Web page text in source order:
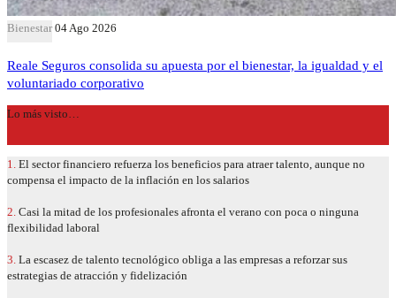
Bienestar 04 Ago 2026
Reale Seguros consolida su apuesta por el bienestar, la igualdad y el
voluntariado corporativo
Lo más visto…
1. El sector financiero refuerza los beneficios para atraer talento, aunque no
compensa el impacto de la inflación en los salarios
2. Casi la mitad de los profesionales afronta el verano con poca o ninguna
flexibilidad laboral
3. La escasez de talento tecnológico obliga a las empresas a reforzar sus
estrategias de atracción y fidelización